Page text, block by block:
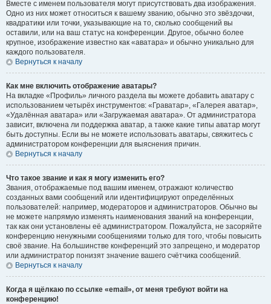
Вместе с именем пользователя могут присутствовать два изображения.
Одно из них может относиться к вашему званию, обычно это звёздочки,
квадратики или точки, указывающие на то, сколько сообщений вы
оставили, или на ваш статус на конференции. Другое, обычно более
крупное, изображение известно как «аватара» и обычно уникально для
каждого пользователя.
Вернуться к началу
Как мне включить отображение аватары?
На вкладке «Профиль» личного раздела вы можете добавить аватару с
использованием четырёх инструментов: «Граватар», «Галерея аватар»,
«Удалённая аватара» или «Загружаемая аватара». От администратора
зависит, включена ли поддержка аватар, а также какие типы аватар могут
быть доступны. Если вы не можете использовать аватары, свяжитесь с
администратором конференции для выяснения причин.
Вернуться к началу
Что такое звание и как я могу изменить его?
Звания, отображаемые под вашим именем, отражают количество
созданных вами сообщений или идентифицируют определённых
пользователей: например, модераторов и администраторов. Обычно вы
не можете напрямую изменять наименования званий на конференции,
так как они установлены её администратором. Пожалуйста, не засоряйте
конференцию ненужными сообщениями только для того, чтобы повысить
своё звание. На большинстве конференций это запрещено, и модератор
или администратор понизят значение вашего счётчика сообщений.
Вернуться к началу
Когда я щёлкаю по ссылке «email», от меня требуют войти на
конференцию!